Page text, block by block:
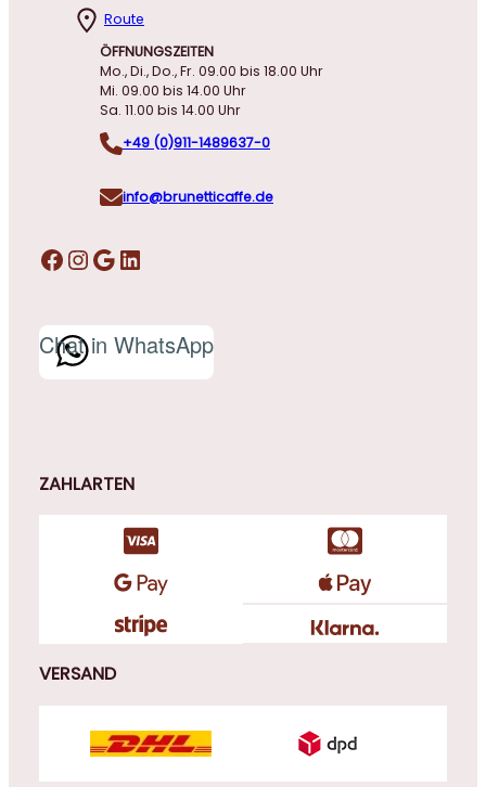
Route
ÖFFNUNGSZEITEN
Mo., Di., Do., Fr. 09.00 bis 18.00 Uhr
Mi. 09.00 bis 14.00 Uhr
Sa. 11.00 bis 14.00 Uhr
+49 (0)911-1489637-0
info@brunetticaffe.de
Facebook InstagramGoogle LinkedIn
Chat in WhatsApp
ZAHLARTEN
VERSAND